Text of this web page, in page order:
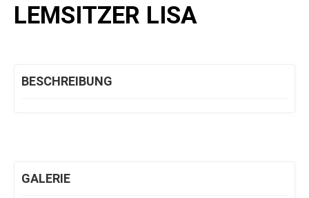
LEMSITZER LISA
BESCHREIBUNG
GALERIE